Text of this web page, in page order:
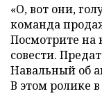
«О, вот они,
команда
Посмотрите на
совести.
Навальный об
В этом ролике